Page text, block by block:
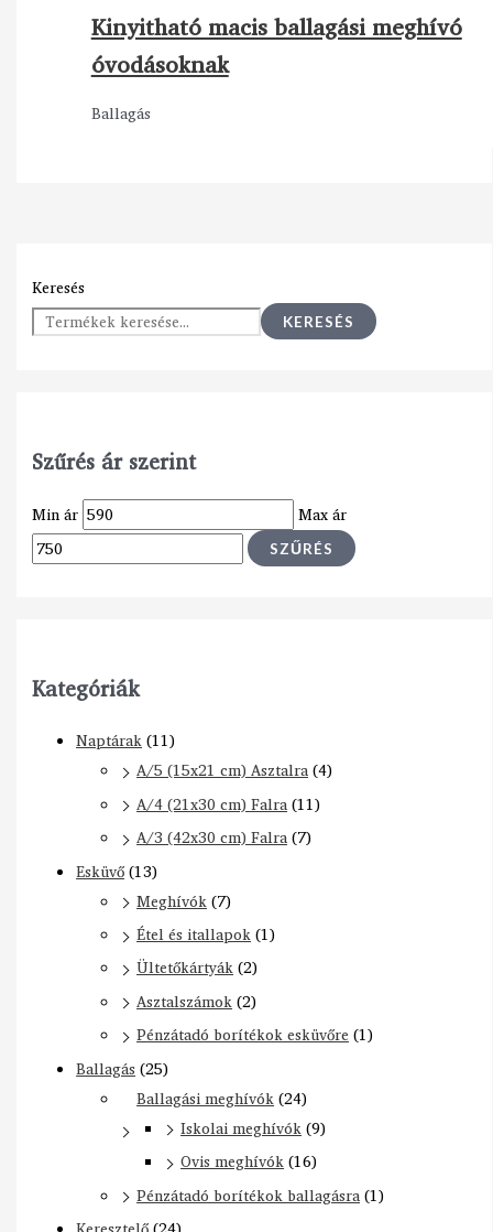
Keresés
KERESÉS
Szűrés ár szerint
Min ár Max ár
SZŰRÉS
Kategóriák
Naptárak(11)
A/5 (15x21 cm) Asztalra(4)
A/4 (21x30 cm) Falra(11)
A/3 (42x30 cm) Falra(7)
Esküvő(13)
Meghívók(7)
Étel és itallapok(1)
Ültetőkártyák(2)
Asztalszámok(2)
Pénzátadó borítékok esküvőre (1)
Ballagás (25)
Ballagási meghívók(24)
Iskolai meghívók(9)
Ovis meghívók(16)
Pénzátadó borítékok ballagásra(1)
Kinyitható macis ballagási meghívó
óvodásoknak
Ballagás